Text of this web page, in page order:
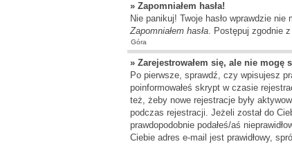
» Zapomniałem hasła!
Nie panikuj! Twoje hasło wprawdzie
Zapomniałem hasła. Postępuj zgodnie
Góra
» Zarejestrowałem się, ale nie mogę
Po pierwsze, sprawdź, czy wpisujesz
poinformowałeś skrypt w czasie
też, żeby nowe rejestracje były
podczas rejestracji. Jeżeli został do
prawdopodobnie podałeś/aś
Ciebie adres e-mail jest prawidłowy,